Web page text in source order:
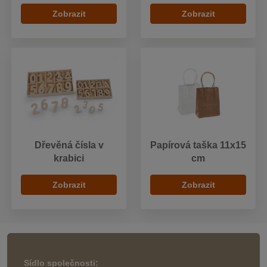
Zobrazit Zobrazit
Dřevěná čísla v
krabici
Zobrazit
Papírová taška 11x15
cm
Zobrazit
Sídlo společnosti: